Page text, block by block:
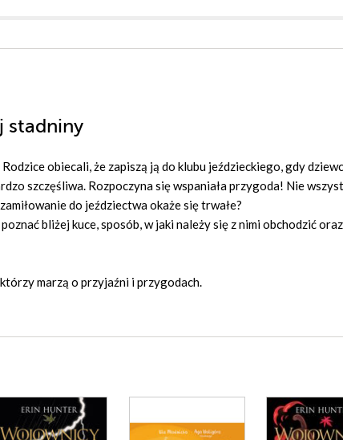
stadniny
obiecali, że zapiszą ją do klubu jeździeckiego, gdy
szczęśliwa. Rozpoczyna się wspaniała przygoda! Nie
do jeździectwa okaże się trwałe?
bliżej kuce, sposób, w jaki należy się z nimi obchodzić
marzą o przyjaźni i przygodach.